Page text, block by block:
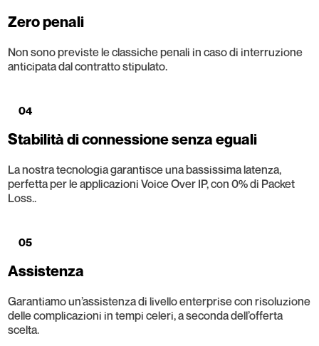
Zero penali
Non sono previste le classiche penali in caso di interruzione
anticipata dal contratto stipulato.
04
Stabilità di connessione senza eguali
La nostra tecnologia garantisce una bassissima latenza,
perfetta per le applicazioni Voice Over IP, con 0% di Packet
Loss..
05
Assistenza
Garantiamo un’assistenza di livello enterprise con risoluzione
delle complicazioni in tempi celeri, a seconda dell’offerta
scelta.